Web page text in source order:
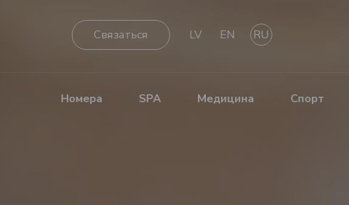
Cвязаться LV EN RU
Номера SPA Медицина Спорт